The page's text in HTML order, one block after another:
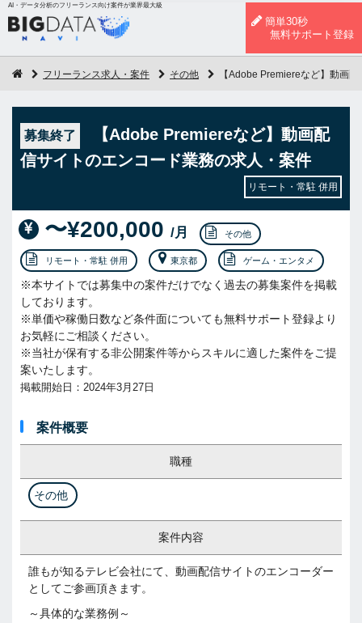
AI・データ分析のフリーランス向け案件が業界最大級
簡単30秒
無料サポート登録
フリーランス求人・案件 その他 【Adobe Premiereなど】動画
募集終了
【Adobe Premiereなど】動画配
信サイトのエンコード業務の求人・案件
リモート・常駐 併用
〜¥200,000 /月 その他
リモート・常駐 併用 東京都 ゲーム・エンタメ
※本サイトでは募集中の案件だけでなく過去の募集案件を掲載
しております。
※単価や稼働日数など条件面についても無料サポート登録より
お気軽にご相談ください。
※当社が保有する非公開案件等からスキルに適した案件をご提
案いたします。
掲載開始日：2024年3月27日
案件概要
職種
その他
案件内容
誰もが知るテレビ会社にて、動画配信サイトのエンコーダー
としてご参画頂きます。
～具体的な業務例～